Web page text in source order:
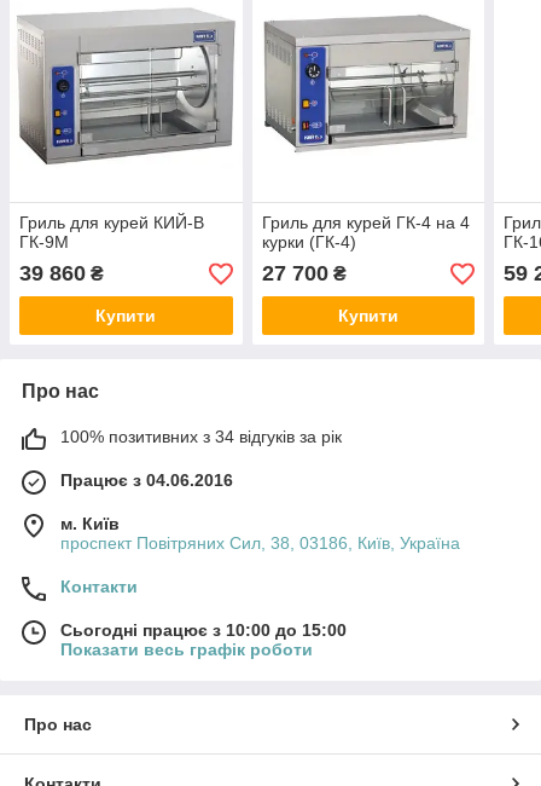
Гриль для курей КИЙ-В
ГК-9М
39 860 ₴
Купити
Гриль для курей ГК-4 на 4
курки (ГК-4)
27 700₴
Купити
ГК-
59
Про нас
100% позитивних з 34 відгуків за рік
Працює з 04.06.2016
м. Київ
проспект Повітряних Сил, 38, 03186, Київ, Україна
Контакти
Сьогодні працює з 10:00 до 15:00
Показати весь графік роботи
Про нас